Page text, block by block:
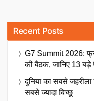
Recent Posts
G7 Summit 2026:
की बैठक, जानिए 13
दुनिया का सबसे जहरीला
सबसे ज्यादा बिच्छू